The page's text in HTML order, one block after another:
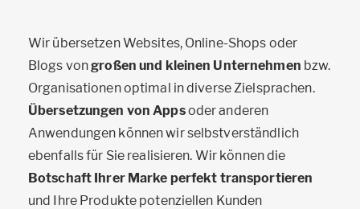
Wir übersetzen Websites, Online-Shops oder
Blogs vongroßen und kleinen Unternehmen bzw.
Organisationen optimal in diverse Zielsprachen.
Übersetzungen von Appsoder anderen
Anwendungen können wir selbstverständlich
ebenfalls für Sie realisieren. Wir können die
Botschaft Ihrer Marke perfekt transportieren
und Ihre Produkte potenziellen Kunden